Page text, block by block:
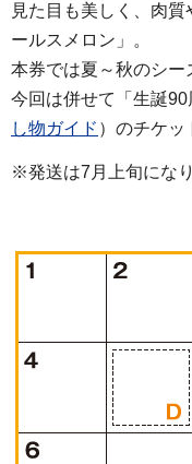
見た目も美しく、肉
ールスメロン」。
本券では夏～秋のシー
今回は併せて「生誕
し物ガイド ）のチケッ
※発送は7月上旬になり